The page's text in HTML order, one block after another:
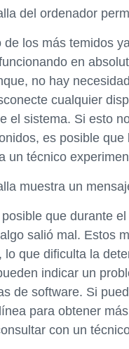
del ordenador
de los más temidos
en
no hay
cualquier
el sistema. Si esto
es posible
un técnico
muestra un
que durante
salió mal. Estos
lo que dificulta la
indicar un
de software. Si
para obtener
con un